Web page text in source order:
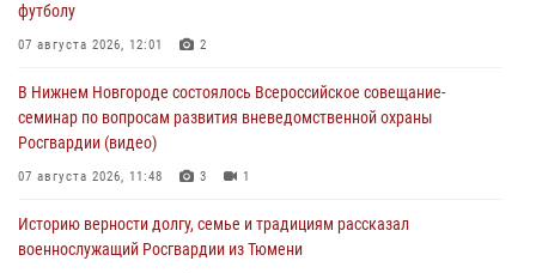
футболу
07 августа 2026, 12:01 2
В Нижнем Новгороде состоялось Всероссийское совещание-
семинар по вопросам развития вневедомственной охраны
Росгвардии (видео)
07 августа 2026, 11:48 3 1
Историю верности долгу, семье и традициям рассказал
военнослужащий Росгвардии из Тюмени